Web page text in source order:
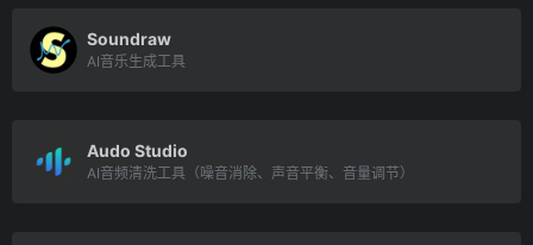
Soundraw
AI音乐生成工具
Audo Studio
AI音频清洗工具（噪音消除、声音平衡、音量调节）